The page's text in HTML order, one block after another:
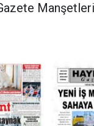
Manşetleri